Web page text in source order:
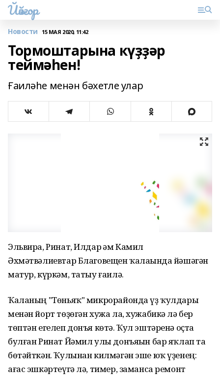
Йәйғор
Новости 15 МАЯ 2020, 11:42
Тормоштарына күҙҙәр
теймәһен!
Ғаиләһе менән бәхетле улар
Эльвира, Ринат, Илдар һәм Камил
Әхмәтвәлиевтар Благовещен ҡалаһында йәшәгән
матур, күркәм, татыу ғаилә.
Ҡаланың "Төньяҡ" микрорайонда үҙ ҡулдары
менән йорт төҙөгән хужа ла, хужабикә лә бер
төптән егелеп донъя көтә. Ҡул эштәренә оҫта
булған Ринат Йәмил улы донъяһын бар яҡлап та
бөтәйткән. Ҡулынан килмәгән эше юҡ үҙенең:
ағас эшкәртеүгә лә, тимер, заманса ремонт